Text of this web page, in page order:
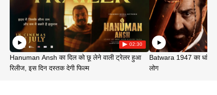
02:30
Hanuman Ansh का दिल को छू लेने वाली ट्रेलर हुआ
रिलीज, इस दिन दस्तक देगी फिल्म
Batwara 1947 का धांसू
लोग